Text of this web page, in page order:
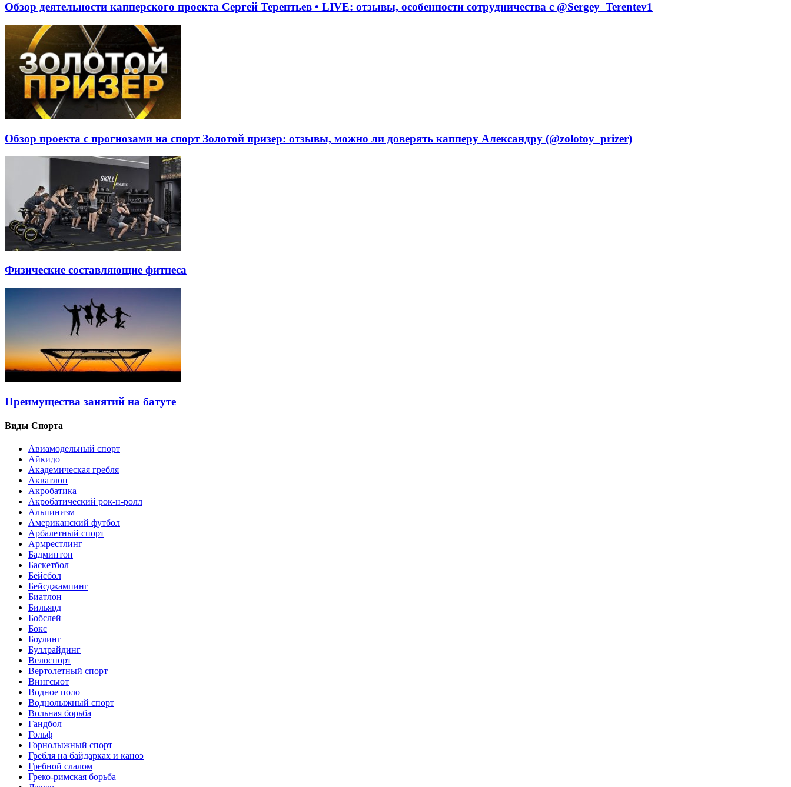
Обзор деятельности капперского проекта Сергей Терентьев • LIVE: отзывы, особенности сотрудничества с @Sergey_Terentev1
Обзор проекта с прогнозами на спорт Золотой призер: отзывы, можно ли доверять капперу Александру (@zolotoy_prizer)
Физические составляющие фитнеса
Преимущества занятий на батуте
Виды Спорта
Авиамодельный спорт
Айкидо
Академическая гребля
Акватлон
Акробатика
Акробатический рок-н-ролл
Альпинизм
Американский футбол
Арбалетный спорт
Армрестлинг
Бадминтон
Баскетбол
Бейсбол
Бейсджампинг
Биатлон
Бильярд
Бобслей
Бокс
Боулинг
Буллрайдинг
Велоспорт
Вертолетный спорт
Вингсьют
Водное поло
Воднолыжный спорт
Вольная борьба
Гандбол
Гольф
Горнолыжный спорт
Гребля на байдарках и каноэ
Гребной слалом
Греко-римская борьба